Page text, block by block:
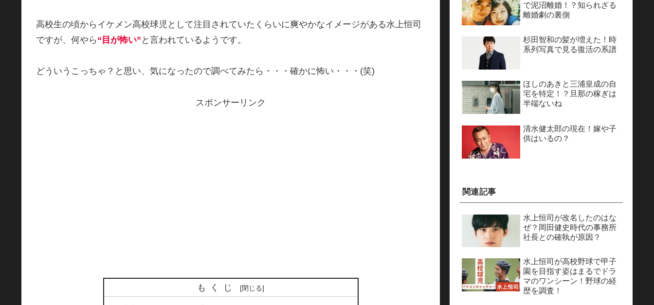
高校生の頃からイケメン高校球児として注目されていたくらいに爽やかなイメージがある水上恒司
ですが、何やら “目が怖い” と言われているようです。
どういうこっちゃ？と思い、気になったので調べてみたら・・・確かに怖い・・・(笑)
スポンサーリンク
もくじ
で泥沼離婚！？知られざる
離婚劇の裏側
杉田智和の髪が増えた！時
系列写真で見る復活の系譜
ほしのあきと三浦皇成の自
宅を特定！？旦那の稼ぎは
半端ないね
清水健太郎の現在！嫁や子
供はいるの？
関連記事
水上恒司が改名したのはな
ぜ？岡田健史時代の事務所
社長との確執が原因？
水上恒司が高校野球で甲子
園を目指す姿はまるでドラ
マのワンシーン！野球の経
歴を調査！